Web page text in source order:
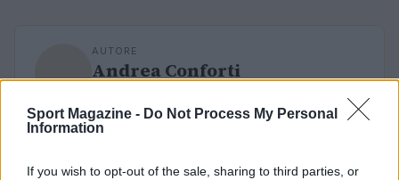
Sport Magazine - Do Not Process My Personal
Information
If you wish to opt-out of the sale, sharing to third parties, or
AUTORE
Andrea Conforti
casual e naturale, è un analista tattico che
trasforma dati e clip in racconti social. Ricorda
Stadio Olimpico Grande Torino: da